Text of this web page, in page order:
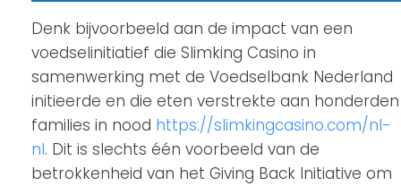
Denk bijvoorbeeld aan de impact van een
voedselinitiatief die Slimking Casino in
samenwerking met de Voedselbank Nederland
initieerde en die eten verstrekte aan honderden
families in nood https://slimkingcasino.com/nl-
nl. Dit is slechts één voorbeeld van de
betrokkenheid van het Giving Back Initiative om